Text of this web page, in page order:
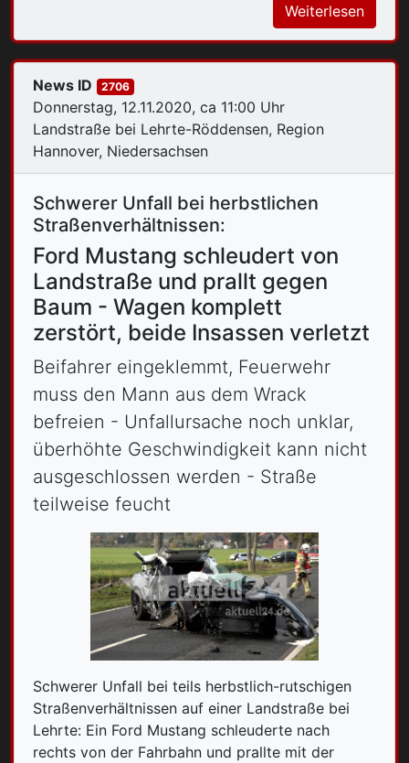
Weiterlesen
Donnerstag, 12.11.2020, ca 11:00 Uhr
Landstraße bei Lehrte-Röddensen, Region
Hannover, Niedersachsen
News ID 2706
Schwerer Unfall bei herbstlichen
Straßenverhältnissen:
Ford Mustang schleudert von
Landstraße und prallt gegen
Baum - Wagen komplett
zerstört, beide Insassen verletzt
Beifahrer eingeklemmt, Feuerwehr
muss den Mann aus dem Wrack
befreien - Unfallursache noch unklar,
überhöhte Geschwindigkeit kann nicht
ausgeschlossen werden - Straße
teilweise feucht
Schwerer Unfall bei teils herbstlich-rutschigen
Straßenverhältnissen auf einer Landstraße bei
Lehrte: Ein Ford Mustang schleuderte nach
rechts von der Fahrbahn und prallte mit der